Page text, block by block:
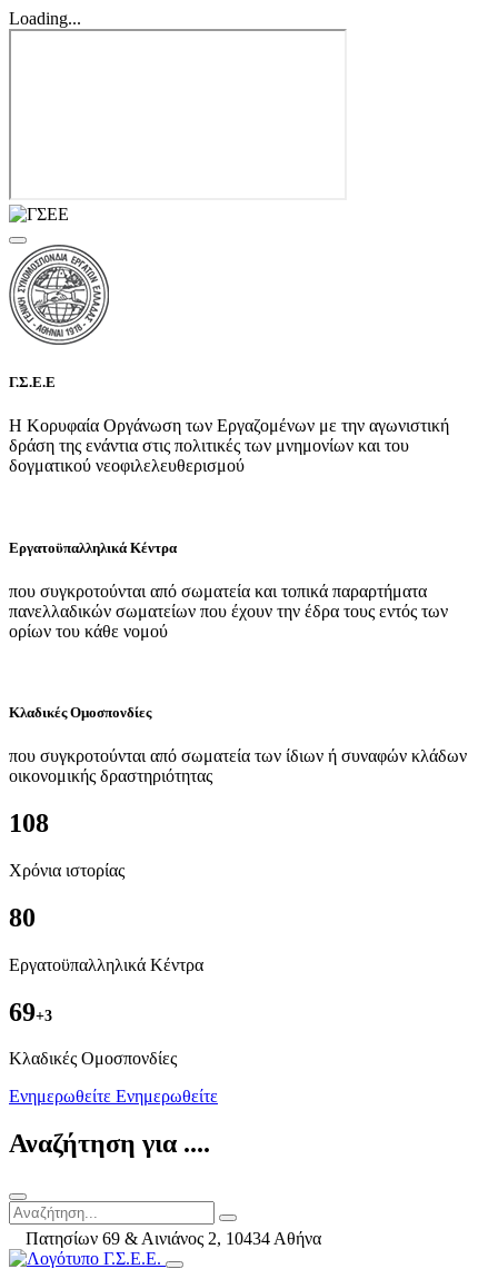
Loading...
Γ.Σ.Ε.Ε
Η Κορυφαία Οργάνωση των Εργαζομένων με την αγωνιστική
δράση της ενάντια στις πολιτικές των μνημονίων και του
δογματικού νεοφιλελευθερισμού
Εργατοϋπαλληλικά Κέντρα
που συγκροτούνται από σωματεία και τοπικά παραρτήματα
πανελλαδικών σωματείων που έχουν την έδρα τους εντός των
ορίων του κάθε νομού
Κλαδικές Ομοσπονδίες
που συγκροτούνται από σωματεία των ίδιων ή συναφών κλάδων
οικονομικής δραστηριότητας
108
Χρόνια ιστορίας
80
Εργατοϋπαλληλικά Κέντρα
69+3
Kλαδικές Ομοσπονδίες
Ενημερωθείτε Ενημερωθείτε
Αναζήτηση για ....
Πατησίων 69 & Αινιάνος 2, 10434 Αθήνα